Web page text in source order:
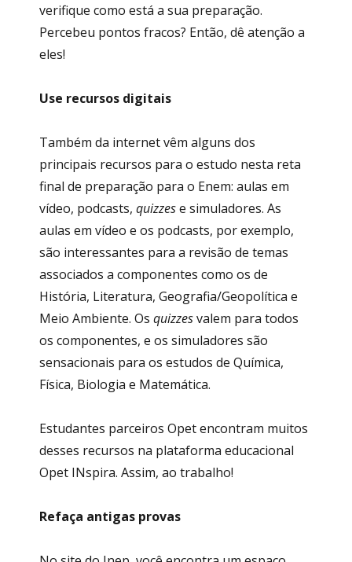
verifique como está a sua preparação.
Percebeu pontos fracos? Então, dê atenção a
eles!
Use recursos digitais
Também da internet vêm alguns dos
principais recursos para o estudo nesta reta
final de preparação para o Enem: aulas em
vídeo, podcasts, quizzese simuladores. As
aulas em vídeo e os podcasts, por exemplo,
são interessantes para a revisão de temas
associados a componentes como os de
História, Literatura, Geografia/Geopolítica e
Meio Ambiente. Os quizzesvalem para todos
os componentes, e os simuladores são
sensacionais para os estudos de Química,
Física, Biologia e Matemática.
Estudantes parceiros Opet encontram muitos
desses recursos na plataforma educacional
Opet INspira. Assim, ao trabalho!
Refaça antigas provas